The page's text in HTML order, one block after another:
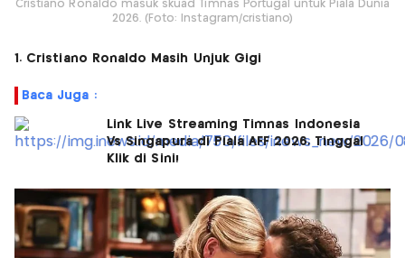
Cristiano Ronaldo masuk skuad Timnas Portugal untuk Piala Dunia
2026. (Foto: Instagram/cristiano)
1. Cristiano Ronaldo Masih Unjuk Gigi
Baca Juga :
Link Live Streaming Timnas Indonesia
Vs Singapura di Piala AFF 2026, Tinggal
Klik di Sini!